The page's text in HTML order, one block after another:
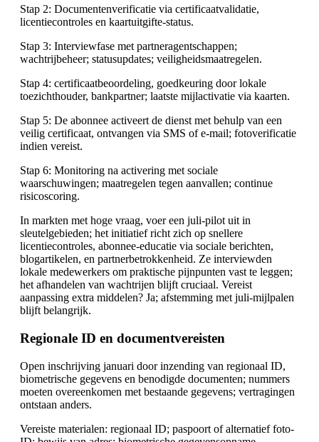
Stap 2: Documentenverificatie via certificaatvalidatie,
licentiecontroles en kaartuitgifte-status.
Stap 3: Interviewfase met partneragentschappen;
wachtrijbeheer; statusupdates; veiligheidsmaatregelen.
Stap 4: certificaatbeoordeling, goedkeuring door lokale
toezichthouder, bankpartner; laatste mijlactivatie via kaarten.
Stap 5: De abonnee activeert de dienst met behulp van een
veilig certificaat, ontvangen via SMS of e-mail; fotoverificatie
indien vereist.
Stap 6: Monitoring na activering met sociale
waarschuwingen; maatregelen tegen aanvallen; continue
risicoscoring.
In markten met hoge vraag, voer een juli-pilot uit in
sleutelgebieden; het initiatief richt zich op snellere
licentiecontroles, abonnee-educatie via sociale berichten,
blogartikelen, en partnerbetrokkenheid. Ze interviewden
lokale medewerkers om praktische pijnpunten vast te leggen;
het afhandelen van wachtrijen blijft cruciaal. Vereist
aanpassing extra middelen? Ja; afstemming met juli-mijlpalen
blijft belangrijk.
Regionale ID en documentvereisten
Open inschrijving januari door inzending van regionaal ID,
biometrische gegevens en benodigde documenten; nummers
moeten overeenkomen met bestaande gegevens; vertragingen
ontstaan anders.
Vereiste materialen: regionaal ID; paspoort of alternatief foto-